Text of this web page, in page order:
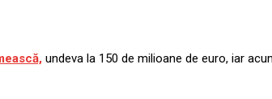
undeva la 150 de milioane de euro, iar